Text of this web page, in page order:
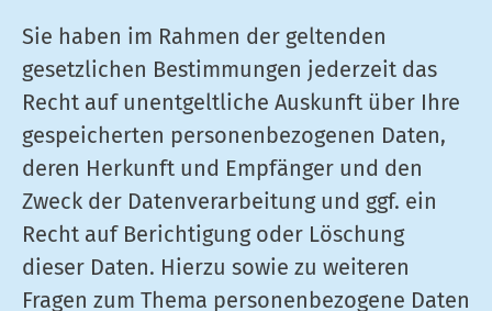
Sie haben im Rahmen der geltenden
gesetzlichen Bestimmungen jederzeit das
Recht auf unentgeltliche Auskunft über Ihre
gespeicherten personenbezogenen Daten,
deren Herkunft und Empfänger und den
Zweck der Datenverarbeitung und ggf. ein
Recht auf Berichtigung oder Löschung
dieser Daten. Hierzu sowie zu weiteren
Fragen zum Thema personenbezogene Daten